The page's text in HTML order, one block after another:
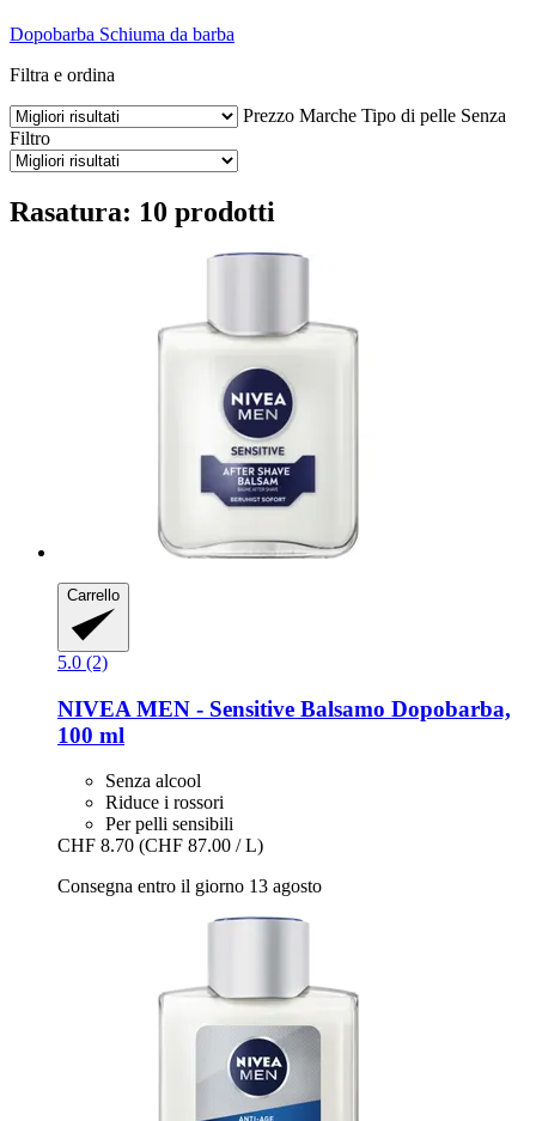
Dopobarba Schiuma da barba
Filtra e ordina
Prezzo Marche Tipo di pelle Senza
Filtro
Rasatura: 10 prodotti
Carrello
5.0 (2)
NIVEA MEN -​ Sensitive Balsamo Dopobarba,
100 ml
Senza alcool
Riduce i rossori
Per pelli sensibili
CHF 8.70 (CHF 87.00 / L)
Consegna entro il giorno 13 agosto